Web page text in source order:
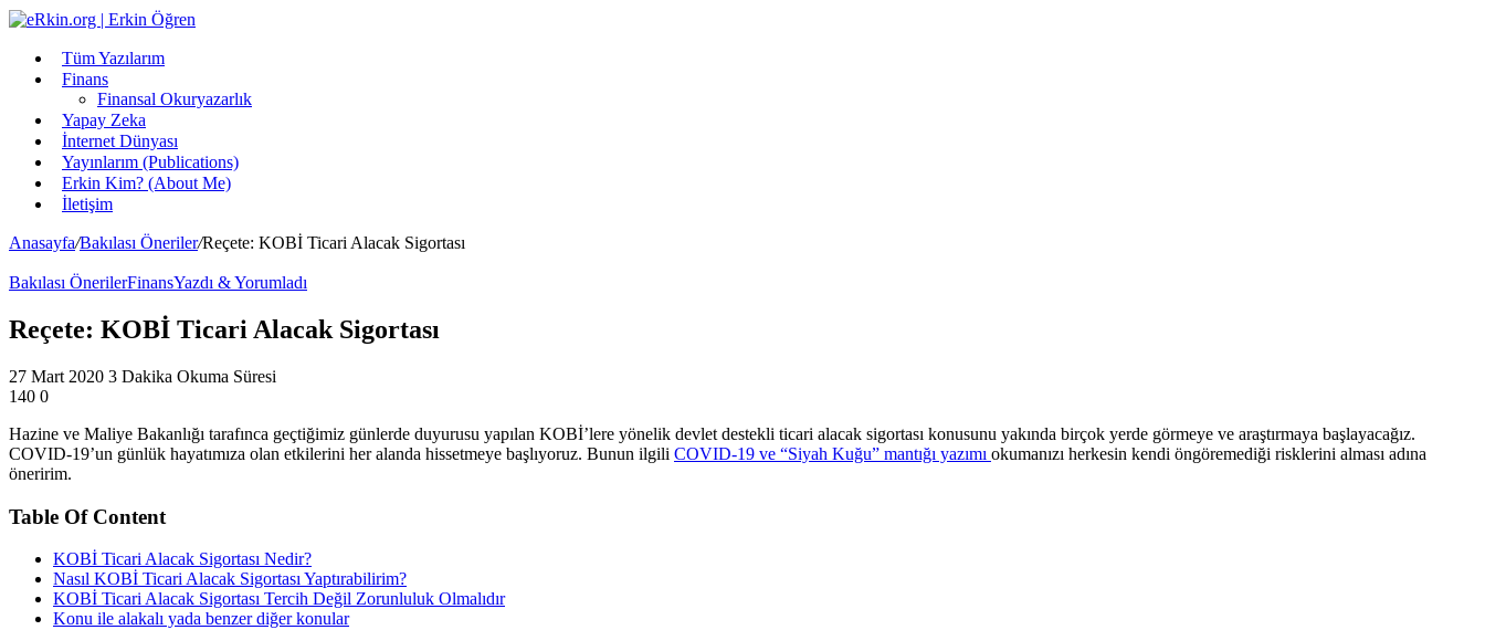
Tüm Yazılarım
Finans
Finansal Okuryazarlık
Yapay Zeka
İnternet Dünyası
Yayınlarım (Publications)
Erkin Kim? (About Me)
İletişim
Anasayfa/Bakılası Öneriler/Reçete: KOBİ Ticari Alacak Sigortası
Bakılası ÖnerilerFinansYazdı & Yorumladı
Reçete: KOBİ Ticari Alacak Sigortası
27 Mart 2020 3 Dakika Okuma Süresi
140 0
Hazine ve Maliye Bakanlığı tarafınca geçtiğimiz günlerde duyurusu yapılan KOBİ’lere yönelik devlet destekli ticari alacak sigortası konusunu yakında birçok yerde görmeye ve araştırmaya başlayacağız.
COVID-19’un günlük hayatımıza olan etkilerini her alanda hissetmeye başlıyoruz. Bunun ilgili COVID-19 ve “Siyah Kuğu” mantığı yazımı okumanızı herkesin kendi öngöremediği risklerini alması adına
öneririm.
Table Of Content
KOBİ Ticari Alacak Sigortası Nedir?
Nasıl KOBİ Ticari Alacak Sigortası Yaptırabilirim?
KOBİ Ticari Alacak Sigortası Tercih Değil Zorunluluk Olmalıdır
Konu ile alakalı yada benzer diğer konular